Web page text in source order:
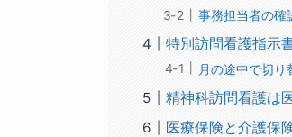
事務担当者の確
特別訪問看護指示
月の途中で切
精神科訪問看護は
医療保険と介護保